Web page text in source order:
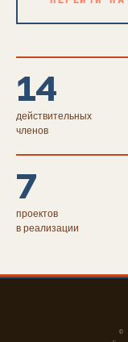
14
действительных
членов
7
проектов
в реализации
©